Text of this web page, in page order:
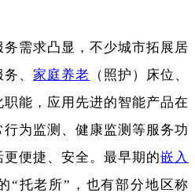
需求凸显，不少城市拓展居
、 家庭养老 （照护）床位、
能，应用先进的智能产品在
为监测、健康监测等服务功
便捷、安全。最早期的嵌入
“托老所”，也有部分地区称